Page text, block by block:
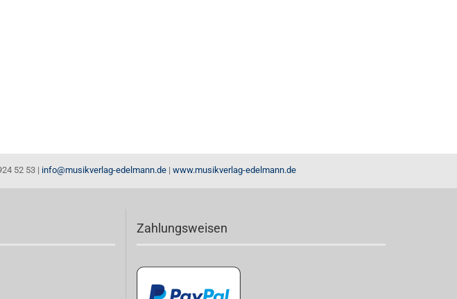
52 53 | info@musikverlag-edelmann.de| www.musikverlag-edelmann.de
Zahlungsweisen